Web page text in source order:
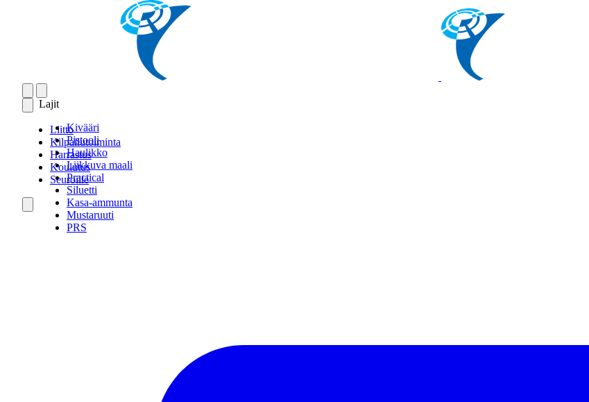
Lajit
Kivääri
Pistooli
Haulikko
Liikkuva maali
Practical
Siluetti
Kasa-ammunta
Mustaruuti
PRS
Liitto
Kilpailutoiminta
Harrastus
Koulutus
Seuroille